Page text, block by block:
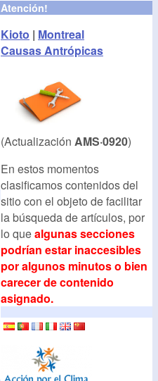
Atención!
Kioto | Montreal
Causas Antrópicas
(Actualización AMS·0920)
En estos momentos
clasificamos contenidos del
sitio con el objeto de facilitar
la búsqueda de artículos, por
lo quealgunas secciones
podrían estar inaccesibles
por algunos minutos o bien
carecer de contenido
asignado.